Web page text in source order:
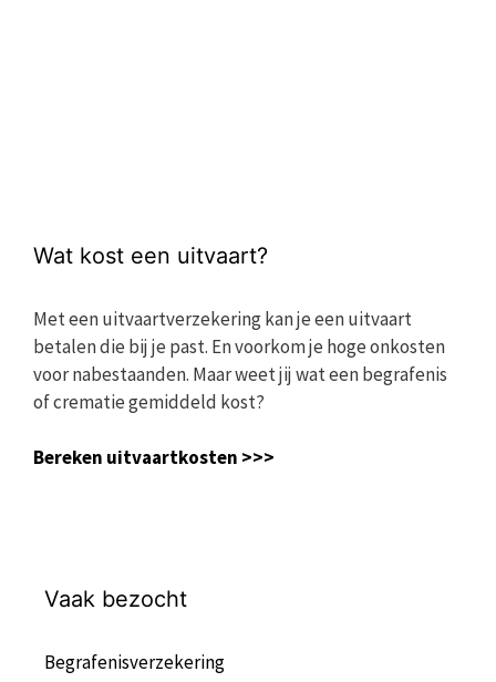
Wat kost een uitvaart?
Met een uitvaartverzekering kan je een uitvaart
betalen die bij je past. En voorkom je hoge onkosten
voor nabestaanden. Maar weet jij wat een begrafenis
of crematie gemiddeld kost?
Bereken uitvaartkosten >>>
Vaak bezocht
Begrafenisverzekering